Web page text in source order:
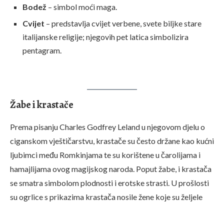
Bodež – simbol moći maga.
Cvijet – predstavlja cvijet verbene, svete biljke stare
italijanske religije; njegovih pet latica simbolizira
pentagram.
Žabe i krastače
Prema pisanju Charles Godfrey Leland u njegovom djelu o
ciganskom vještičarstvu, krastače su često držane kao kućni
ljubimci među Romkinjama te su korištene u čarolijama i
hamajlijama ovog magijskog naroda. Poput žabe, i krastača
se smatra simbolom plodnosti i erotske strasti. U prošlosti
su ogrlice s prikazima krastača nosile žene koje su željele